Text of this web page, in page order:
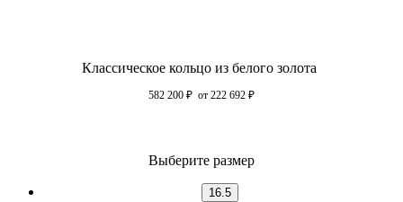
Классическое кольцо из белого золота
582 200 ₽ от 222 692 ₽
Выберите размер
16.5